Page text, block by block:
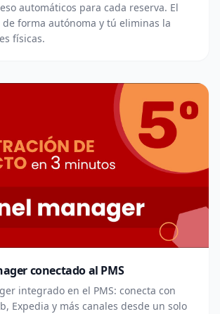
automáticos para cada reserva. El
forma autónoma y tú eliminas la
físicas.
conectado al PMS
integrado en el PMS: conecta con
Expedia y más canales desde un solo